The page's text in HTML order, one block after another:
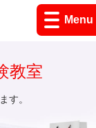
Menu
教室
す。